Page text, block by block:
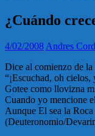
¿Cuándo
4/02/2008 Andres
Dice al comienzo de la
“¡Escuchad, oh
Gotee como llovizna
Cuando yo mencione
Aunque El sea la
(Deuteronomio/